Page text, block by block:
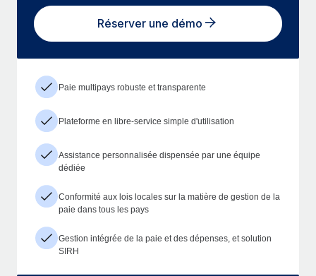
Réserver une démo
Paie multipays robuste et transparente
Plateforme en libre-service simple d'utilisation
Assistance personnalisée dispensée par une équipe
dédiée
Conformité aux lois locales sur la matière de gestion de la
paie dans tous les pays
Gestion intégrée de la paie et des dépenses, et solution
SIRH